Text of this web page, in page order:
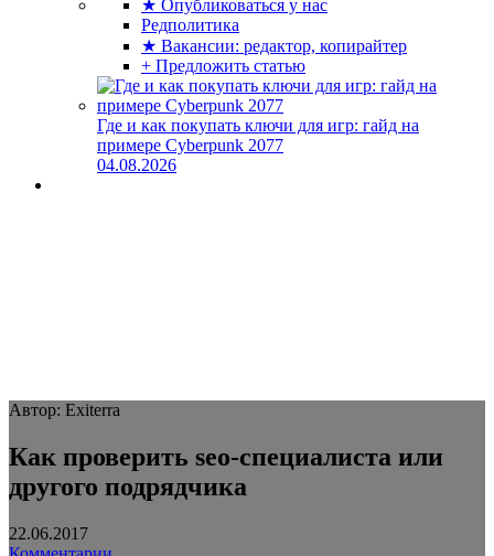
★ Опубликоваться у нас
Редполитика
★ Вакансии: редактор, копирайтер
+ Предложить статью
Где и как покупать ключи для игр: гайд на
примере Cyberpunk 2077
04.08.2026
Автор: Exiterra
Как проверить seo-специалиста или
другого подрядчика
22.06.2017